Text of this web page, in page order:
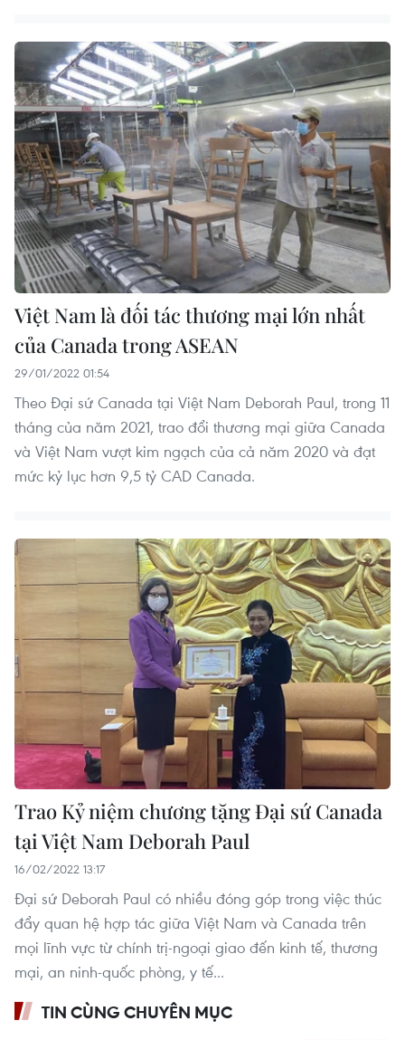
Việt Nam là đối tác thương mại lớn nhất
của Canada trong ASEAN
29/01/2022 01:54
Theo Đại sứ Canada tại Việt Nam Deborah Paul, trong 11
tháng của năm 2021, trao đổi thương mại giữa Canada
và Việt Nam vượt kim ngạch của cả năm 2020 và đạt
mức kỷ lục hơn 9,5 tỷ CAD Canada.
Trao Kỷ niệm chương tặng Đại sứ Canada
tại Việt Nam Deborah Paul
16/02/2022 13:17
Đại sứ Deborah Paul có nhiều đóng góp trong việc thúc
đẩy quan hệ hợp tác giữa Việt Nam và Canada trên
mọi lĩnh vực từ chính trị-ngoại giao đến kinh tế, thương
mại, an ninh-quốc phòng, y tế...
TIN CÙNG CHUYÊN MỤC